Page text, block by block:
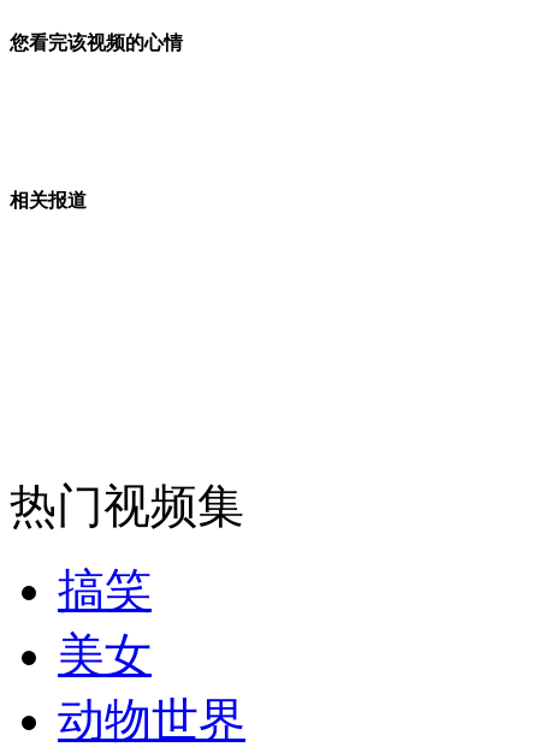
外交部：反对强权政治霸凌主义
外交部：有关国家言论片面不公正
安徽一实载49人客车翻车
您看完该视频的心情
相关报道
热门视频集
搞笑
美女
动物世界